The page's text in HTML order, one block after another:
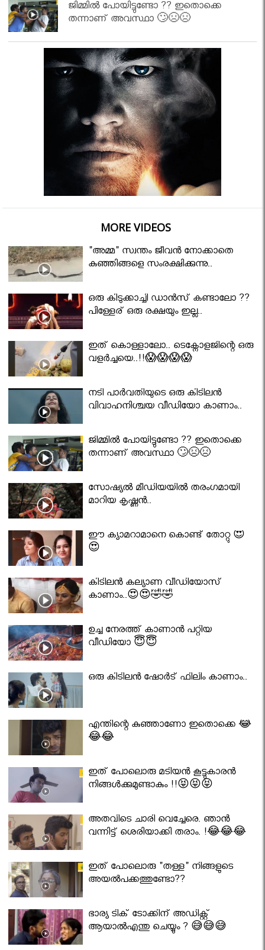
ജിമ്മിൽ പോയിട്ടുണ്ടോ ?? ഇതൊക്കെ
തന്നാണ് അവസ്ഥാ 🙄😣😣
MORE VIDEOS
"അമ്മ" സ്വന്തം ജീവൻ നോക്കാതെ
കുഞ്ഞിങ്ങളെ സംരക്ഷിക്കുന്നു..
ഒരു കിടുക്കാച്ചി ഡാൻസ് കണ്ടാലോ ??
പിള്ളേര് ഒരു രക്ഷയും ഇല്ല..
ഇത് കൊള്ളാലോ.. ടെക്നോളജിന്റെ ഒരു
വളർച്ചയെ..!!😱😱😱😱
നടി പാർവതിയുടെ ഒരു കിടിലൻ
വിവാഹനിശ്ചയ വീഡിയോ കാണാം..
ജിമ്മിൽ പോയിട്ടുണ്ടോ ?? ഇതൊക്കെ
തന്നാണ് അവസ്ഥാ 🙄😣😣
സോഷ്യൽ മീഡിയയിൽ തരംഗമായി
മാറിയ കൃഷ്ണൻ..
ഈ ക്യാമറാമാനെ കൊണ്ട് തോറ്റു 😍
😍
കിടിലൻ കല്യാണ വീഡിയോസ്
കാണാം..😍😍🤣🤣
ഉച്ച നേരത്ത് കാണാൻ പറ്റിയ
വീഡിയോ 😇😇
ഒരു കിടിലൻ ഷോർട് ഫിലിം കാണാം..
എന്തിന്റെ കുഞ്ഞാണോ ഇതൊക്കെ 😂
😂😂
ഇത് പോലൊരു മടിയൻ കൂട്ടുകാരൻ
നിങ്ങൾക്കുമുണ്ടാകും !!😝😝😝
അതവിടെ ചാരി വെച്ചേരെ. ഞാൻ
വന്നിട്ട് ശെരിയാക്കി തരാം. !😂😂😂
ഇത് പോലൊരു "തള്ള" നിങ്ങളുടെ
അയല്‍പക്കത്തുണ്ടോ??
ഭാര്യ ടിക് ടോക്കിന് അഡിക്റ്റ്
ആയാൽഎന്തു ചെയ്യും ? 😅😅😅